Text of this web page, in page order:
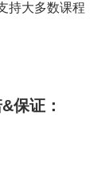
持大多数课程
保证：